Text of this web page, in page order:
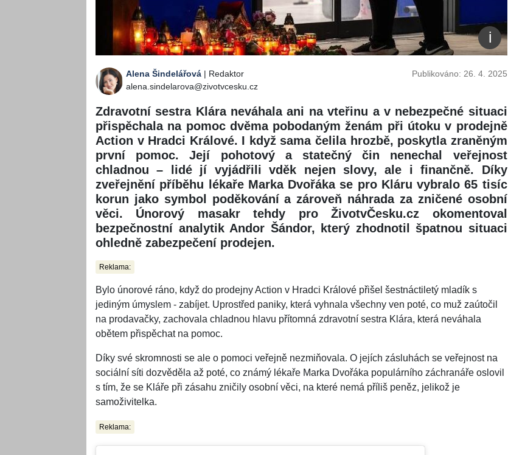
Alena Šindelářová | Redaktor
alena.sindelarova@zivotvcesku.cz
Publikováno: 26. 4. 2025
Zdravotní sestra Klára neváhala ani na vteřinu a v nebezpečné situaci
přispěchala na pomoc dvěma pobodaným ženám při útoku v prodejně
Action v Hradci Králové. I když sama čelila hrozbě, poskytla zraněným
první pomoc. Její pohotový a statečný čin nenechal veřejnost
chladnou – lidé jí vyjádřili vděk nejen slovy, ale i finančně. Díky
zveřejnění příběhu lékaře Marka Dvořáka se pro Kláru vybralo 65 tisíc
korun jako symbol poděkování a zároveň náhrada za zničené osobní
věci. Únorový masakr tehdy pro ŽivotvČesku.cz okomentoval
bezpečnostní analytik Andor Šándor, který zhodnotil špatnou situaci
ohledně zabezpečení prodejen.
Reklama:
Bylo únorové ráno, když do prodejny Action v Hradci Králové přišel šestnáctiletý mladík s
jediným úmyslem - zabíjet. Uprostřed paniky, která vyhnala všechny ven poté, co muž zaútočil
na prodavačky, zachovala chladnou hlavu přítomná zdravotní sestra Klára, která neváhala
obětem přispěchat na pomoc.
Díky své skromnosti se ale o pomoci veřejně nezmiňovala. O jejích zásluhách se veřejnost na
sociální síti dozvěděla až poté, co známý lékaře Marka Dvořáka populárního záchranáře oslovil
s tím, že se Kláře při zásahu zničily osobní věci, na které nemá příliš peněz, jelikož je
samoživitelka.
Reklama: